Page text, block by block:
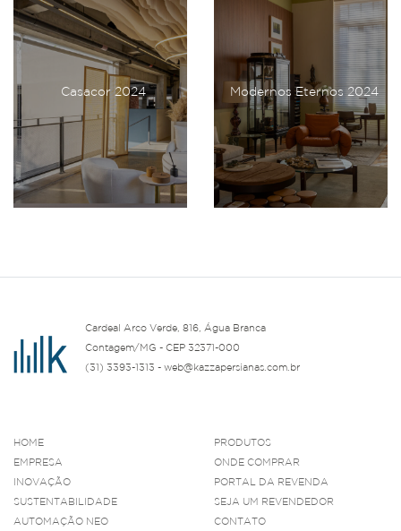
Casacor 2024 Modernos Eternos 2024
Cardeal Arco Verde, 816, Água Branca
Contagem/MG - CEP 32371-000
(31) 3393-1313 - web@kazzapersianas.com.br
HOME
EMPRESA
INOVAÇÃO
SUSTENTABILIDADE
AUTOMAÇÃO NEO
PRODUTOS
ONDE COMPRAR
PORTAL DA REVENDA
SEJA UM REVENDEDOR
CONTATO